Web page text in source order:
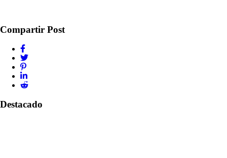
Compartir Post
Destacado